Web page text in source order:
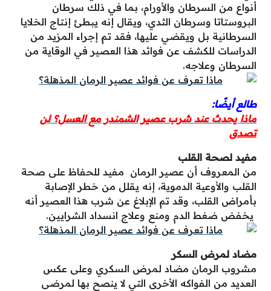
أنواع من السرطان والأورام، بما في ذلك سرطان
البروستاتا وسرطان الثدي، ويقال إنه يبطئ إنتاج الخلايا
السرطانية بل ويقضي عليها، فقد تم إجراء المزيد من
الدراسات للكشف عن فوائد هذا العصير في الوقاية من
السرطان وعلاجه.
طالع أيضًا:
ماذا يحدث عند شرب عصير الشمندر مع العسل؟ لن
تصدق
مفيد لصحة القلب
من المعروف أن عصير الرمان مفيد للحفاظ على صحة
القلب والأوعية الدموية، إنه يقلل من خطر الإصابة
بأمراض القلب، وقد تم الإبلاغ عن شرب هذا العصير أنه
يخفض ضغط الدم ومنع وعلاج انسداد الشرايين.
مضاد لمرض السكر
مشروب الرمان مضاد لمرض السكري وعلى عكس
العديد من الفواكه الأخرى التي لا ينصح بها لمرضى